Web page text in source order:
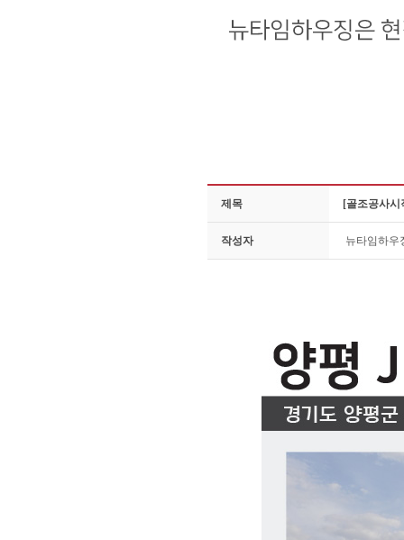
제목 [골조공사
작성자 뉴타임하우